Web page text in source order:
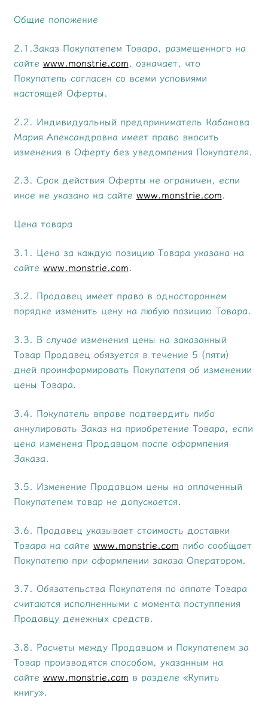
Общие положение
2.1.Заказ Покупателем Товара, размещенного на
сайте www.monstrie.com, означает, что
Покупатель согласен со всеми условиями
настоящей Оферты.
2.2. Индивидуальный предприниматель Кабанова
Мария Александровна имеет право вносить
изменения в Оферту без уведомления Покупателя.
2.3. Срок действия Оферты не ограничен, если
иное не указано на сайте www.monstrie.com.
Цена товара
3.1. Цена за каждую позицию Товара указана на
сайте www.monstrie.com.
3.2. Продавец имеет право в одностороннем
порядке изменить цену на любую позицию Товара.
3.3. В случае изменения цены на заказанный
Товар Продавец обязуется в течение 5 (пяти)
дней проинформировать Покупателя об изменении
цены Товара.
3.4. Покупатель вправе подтвердить либо
аннулировать Заказ на приобретение Товара, если
цена изменена Продавцом после оформления
Заказа.
3.5. Изменение Продавцом цены на оплаченный
Покупателем товар не допускается.
3.6. Продавец указывает стоимость доставки
Товара на сайте www.monstrie.com либо сообщает
Покупателю при оформлении заказа Оператором.
3.7. Обязательства Покупателя по оплате Товара
считаются исполненными с момента поступления
Продавцу денежных средств.
3.8. Расчеты между Продавцом и Покупателем за
Товар производятся способом, указанным на
сайте www.monstrie.com в разделе «Купить
книгу».